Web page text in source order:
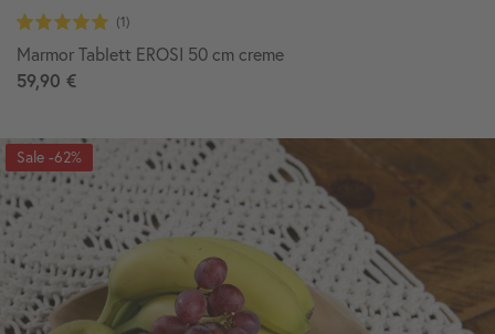
Marmor Tablett EROSI 50 cm creme
59,90 €
-62%